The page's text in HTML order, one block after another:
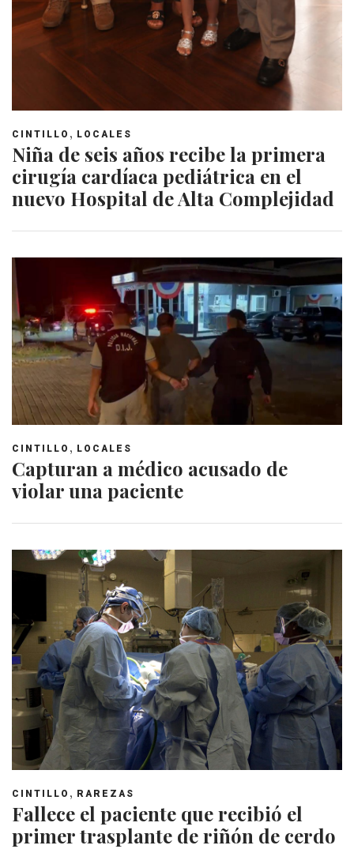
CINTILLO , LOCALES
Niña de seis años recibe la primera
cirugía cardíaca pediátrica en el
nuevo Hospital de Alta Complejidad
CINTILLO , LOCALES
Capturan a médico acusado de
violar una paciente
CINTILLO , RAREZAS
Fallece el paciente que recibió el
primer trasplante de riñón de cerdo